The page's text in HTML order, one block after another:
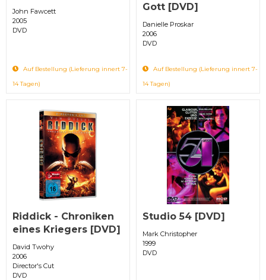
John Fawcett
2005
DVD
Auf Bestellung (Lieferung innert 7-
14 Tagen)
Gott [DVD]
Danielle Proskar
2006
DVD
Auf Bestellung (Lieferung innert 7-
14 Tagen)
Riddick - Chroniken
eines Kriegers [DVD]
David Twohy
2006
Director's Cut
DVD
Studio 54 [DVD]
Mark Christopher
1999
DVD